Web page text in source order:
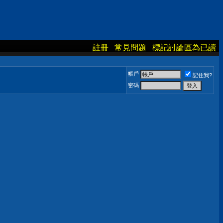
註冊 常見問題 標記討論區為已讀
帳戶
記住我?
密碼